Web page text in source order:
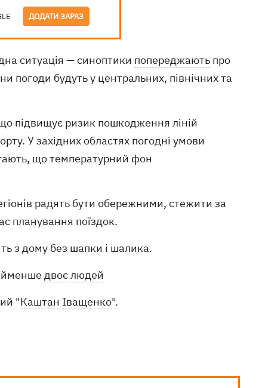
ДОДАТИ ЗАРАЗ
ситуація — синоптики попереджають про
погоди будуть у центральних, північних та
підвищує ризик пошкодження ліній
У західних областях погодні умови
що температурний фон
радять бути обережними, стежити за
планування поїздок.
з дому без шапки і шалика.
двоє людей
"Каштан Іващенко".